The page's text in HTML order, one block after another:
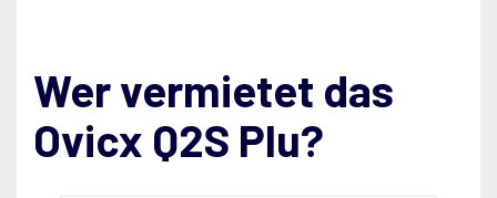
Wer vermietet das
Ovicx Q2S Plu?